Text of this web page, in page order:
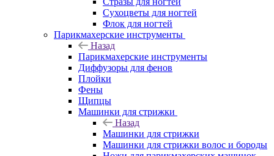
Сухоцветы для ногтей
Флок для ногтей
Парикмахерские инструменты
Назад
Парикмахерские инструменты
Диффузоры для фенов
Плойки
Фены
Щипцы
Машинки для стрижки
Назад
Машинки для стрижки
Машинки для стрижки волос и бороды